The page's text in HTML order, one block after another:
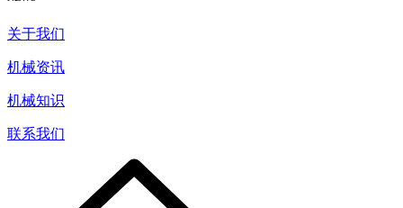
关于我们
机械资讯
机械知识
联系我们